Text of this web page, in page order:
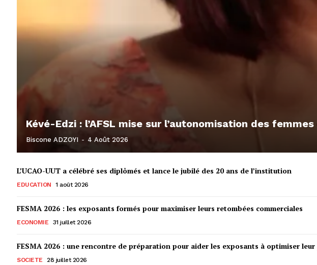
Kévé-Edzi : l’AFSL mise sur l’autonomisation des
Biscone ADZOYI - 4 Août 2026
L’UCAO-UUT a célébré ses diplômés et lance le jubilé des 20 ans de l’institution
EDUCATION 1 août 2026
FESMA 2026 : les exposants formés pour maximiser leurs retombées commerciales
ECONOMIE 31 juillet 2026
FESMA 2026 : une rencontre de préparation pour aider les exposants à optimiser
SOCIETE 28 juillet 2026